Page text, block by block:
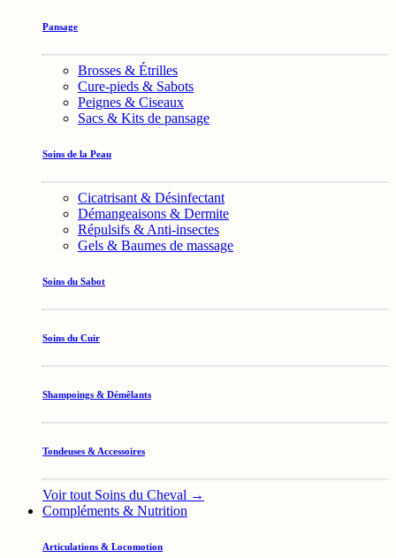
Pansage
Brosses & Étrilles
Cure-pieds & Sabots
Peignes & Ciseaux
Sacs & Kits de pansage
Soins de la Peau
Cicatrisant & Désinfectant
Démangeaisons & Dermite
Répulsifs & Anti-insectes
Gels & Baumes de massage
Soins du Sabot
Soins du Cuir
Shampoings & Démêlants
Tondeuses & Accessoires
Voir tout Soins du Cheval →
Compléments & Nutrition
Articulations & Locomotion